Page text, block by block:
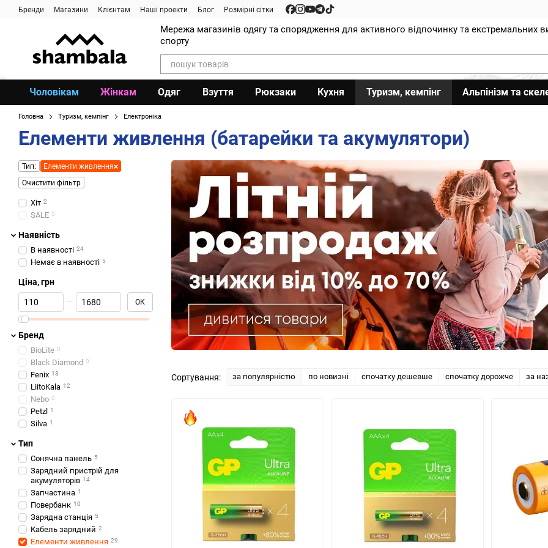
Перейти до основного контенту
Бренди Магазини Клієнтам Наші проекти Блог Розмірні сітки
Мережа магазинів одягу та спорядження для активного відпочинку та екстремальних
спорту
Чоловікам Жінкам Одяг Взуття Рюкзаки Кухня Туризм, кемпінг Альпінізм та
Головна Туризм, кемпінг Електроніка
Елементи живлення (батарейки та акумулятори)
Сортування: за популярністю по новизні спочатку дешевше спочатку дорожче за
Тип:
Елементи живлення
Очистити фільтр
Хіт 2
SALE 0
Наявність
В наявності 24
Немає в наявності 5
Ціна, грн
Від Ціна, грн
До Ціна, грн ОК
Бренд
BioLite 0
Black Diamond 0
Fenix 13
LiitoKala 12
Nebo 0
Petzl 1
Silva 1
Тип
Сонячна панель 5
Зарядний пристрій для
акумуляторів 14
Запчастина 1
Повербанк 10
Зарядна станція 5
Кабель зарядний 2
Елементи живлення 29